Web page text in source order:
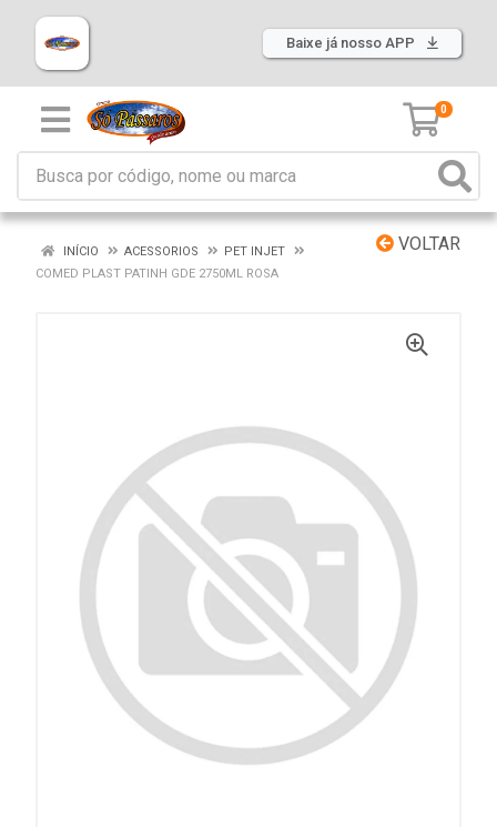
Baixe já nosso APP
0
VOLTAR
INÍCIO ACESSORIOS
PET INJET
COMED PLAST PATINH GDE 2750ML ROSA